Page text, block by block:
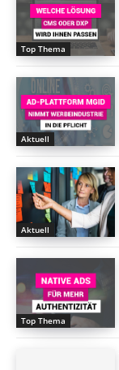
Top Thema
Aktuell
Aktuell
Top Thema